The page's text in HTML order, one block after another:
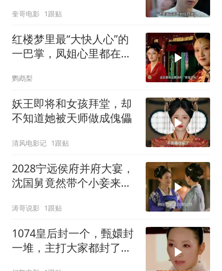
奎哥电影 1跟贴
红楼梦里最“大快人心”的
一巴掌，凤姐心里都在暗
鹦鹉梨
妖王即将和女孩拜堂，却
不知道她被天师做成傀儡
清风电影记 1跟贴
2028宁远侯府并府大宴，
沈国舅竟然带个小妾来赴
涛哥说影 1跟贴
1074皇后封一个，甄嬛封
一堆，主打大家都封了等